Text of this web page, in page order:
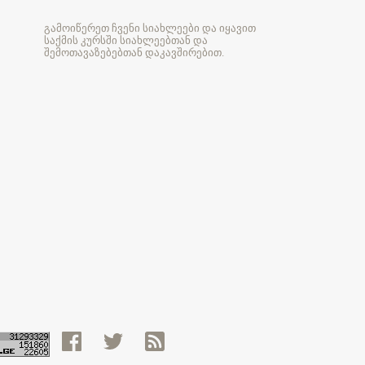
გამოიწერეთ ჩვენი სიახლეები და იყავით
საქმის კურსში სიახლეებთან და
შემოთავაზებებთან დაკავშირებით.